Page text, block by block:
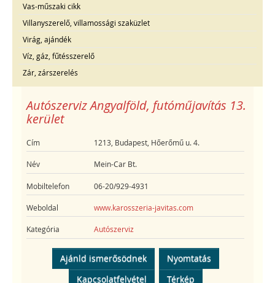
Vas-műszaki cikk
Villanyszerelő, villamossági szaküzlet
Virág, ajándék
Víz, gáz, fűtésszerelő
Zár, zárszerelés
Autószerviz Angyalföld, futóműjavítás 13.
kerület
Cím 1213, Budapest, Hőerőmű u. 4.
Név Mein-Car Bt.
Mobiltelefon 06-20/929-4931
Weboldal www.karosszeria-javitas.com
Kategória Autószerviz
Ajánld ismerősödnek
Nyomtatás
Kapcsolatfelvétel
Térkép